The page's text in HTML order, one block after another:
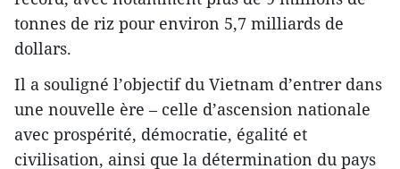
tonnes de riz pour environ 5,7 milliards de
dollars.
Il a souligné l’objectif du Vietnam d’entrer dans
une nouvelle ère – celle d’ascension nationale
avec prospérité, démocratie, égalité et
civilisation, ainsi que la détermination du pays